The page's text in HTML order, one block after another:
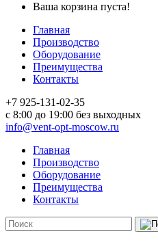
Ваша корзина пуста!
Главная
Производство
Оборудование
Преимущества
Контакты
+7 925-131-02-35
c 8:00 до 19:00 без выходных
info@vent-opt-moscow.ru
Главная
Производство
Оборудование
Преимущества
Контакты